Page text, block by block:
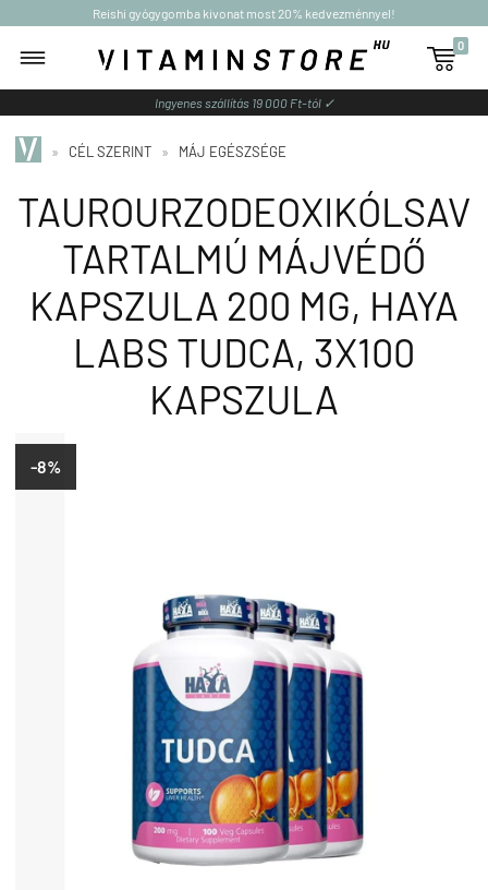
Reishi gyógygomba kivonat most 20% kedvezménnyel!

0
Ingyenes szállítás 19 000 Ft-tól ✓
» CÉL SZERINT » MÁJ EGÉSZSÉGE
TAUROURZODEOXIKÓLSAV
TARTALMÚ MÁJVÉDŐ
KAPSZULA 200 MG, HAYA
LABS TUDCA, 3X100
KAPSZULA
-8%